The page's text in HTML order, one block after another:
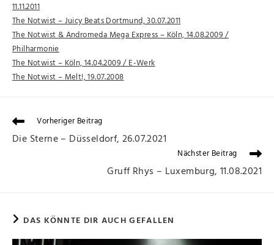
11.11.2011
The Notwist – Juicy Beats Dortmund, 30.07.2011
The Notwist & Andromeda Mega Express – Köln, 14.08.2009 /
Philharmonie
The Notwist – Köln, 14.04.2009 / E-Werk
The Notwist – Melt!, 19.07.2008
Vorheriger Beitrag
Die Sterne – Düsseldorf, 26.07.2021
Nächster Beitrag
Gruff Rhys – Luxemburg, 11.08.2021
DAS KÖNNTE DIR AUCH GEFALLEN